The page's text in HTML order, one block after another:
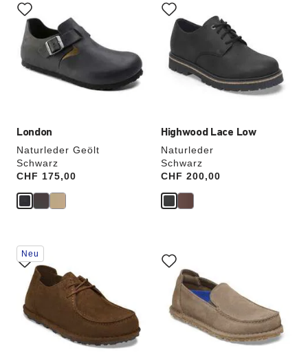
London
Naturleder Geölt
Schwarz
Price:
CHF 175,00
Anklicken
der
Farben
werden
die
Produktbilder
aktualisiert.
Highwood Lace Low
Naturleder
Schwarz
Price:
CHF 200,00
Anklicken
der
Farben
werden
die
Produktbilder
aktualisiert.
Durch
Anklicken
der
Farben
werden
die
Produktbilder
aktualisiert.
Neu
Anklicken
der
Farben
werden
die
Produktbilder
aktualisiert.